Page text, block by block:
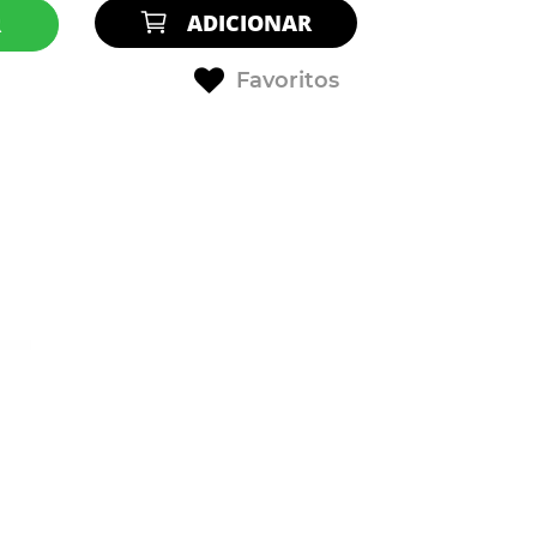
ADICIONAR
Favoritos